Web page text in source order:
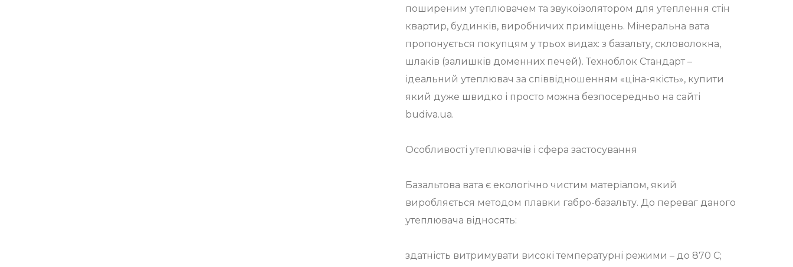
поширеним утеплювачем та звукоізолятором для утеплення стін
квартир, будинків, виробничих приміщень. Мінеральна вата
пропонується покупцям у трьох видах: з базальту, скловолокна,
шлаків (залишків доменних печей). Техноблок Стандарт –
ідеальний утеплювач за співвідношенням «ціна-якість», купити
який дуже швидко і просто можна безпосередньо на сайті
budiva.ua.
Особливості утеплювачів і сфера застосування
Базальтова вата є екологічно чистим матеріалом, який
виробляється методом плавки габро-базальту. До переваг даного
утеплювача відносять:
здатність витримувати високі температурні режими – до 870 С;